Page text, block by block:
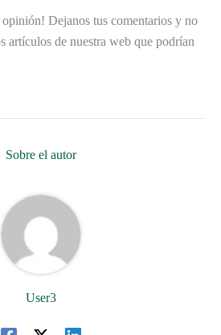
opinión! Dejanos tus comentarios y no
artículos de nuestra web que podrían
Sobre el autor
User3